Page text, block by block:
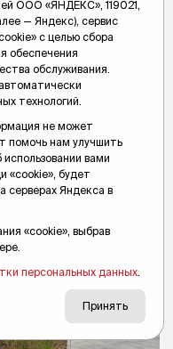
ООО «ЯНДЕКС», 119021,
— Яндекс), сервис
с целью сбора
обеспечения
обслуживания.
технологий.
не может
помочь нам улучшить
вами
«cookie», будет
серверах Яндекса в
«cookie», выбрав
персональных данных
Принять